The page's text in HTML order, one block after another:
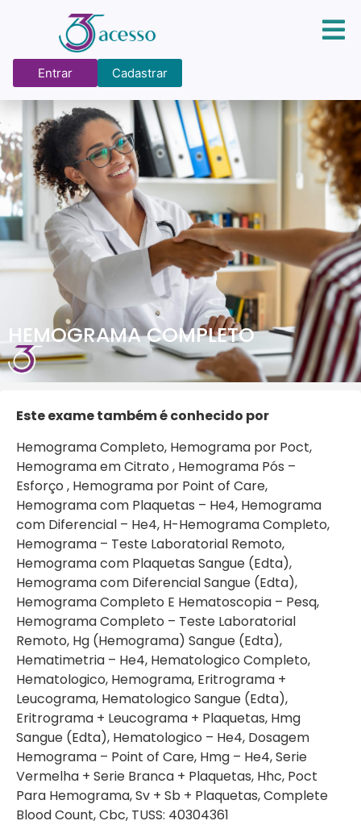
Entrar Cadastrar
HEMOGRAMA COMPLETO
Este exame também é conhecido por
Hemograma Completo, Hemograma por Poct,
Hemograma em Citrato , Hemograma Pós –
Esforço , Hemograma por Point of Care,
Hemograma com Plaquetas – He4, Hemograma
com Diferencial – He4, H-Hemograma Completo,
Hemograma – Teste Laboratorial Remoto,
Hemograma com Plaquetas Sangue (Edta),
Hemograma com Diferencial Sangue (Edta),
Hemograma Completo E Hematoscopia – Pesq,
Hemograma Completo – Teste Laboratorial
Remoto, Hg (Hemograma) Sangue (Edta),
Hematimetria – He4, Hematologico Completo,
Hematologico, Hemograma, Eritrograma +
Leucograma, Hematologico Sangue (Edta),
Eritrograma + Leucograma + Plaquetas, Hmg
Sangue (Edta), Hematologico – He4, Dosagem
Hemograma – Point of Care, Hmg – He4, Serie
Vermelha + Serie Branca + Plaquetas, Hhc, Poct
Para Hemograma, Sv + Sb + Plaquetas, Complete
Blood Count, Cbc, TUSS: 40304361